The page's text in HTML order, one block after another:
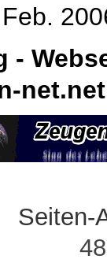
Feb.
-
net.net
Seiten-